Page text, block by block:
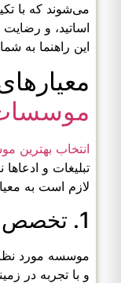
می‌شوند که با
اساتید، و
این راهنما به
موسسات
انتخاب بهترین
تبلیغات و
لازم است به
1. تخصص و تجربه اساتید:
موسسه مورد
و با تجربه در